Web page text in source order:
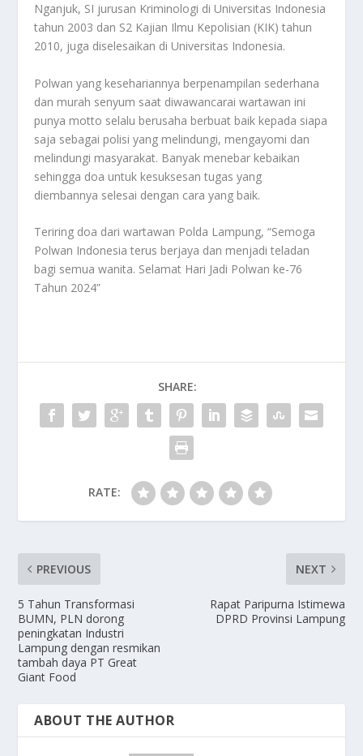
Nganjuk, SI jurusan Kriminologi di Universitas Indonesia
tahun 2003 dan S2 Kajian Ilmu Kepolisian (KIK) tahun
2010, juga diselesaikan di Universitas Indonesia.
Polwan yang kesehariannya berpenampilan sederhana
dan murah senyum saat diwawancarai wartawan ini
punya motto selalu berusaha berbuat baik kepada siapa
saja sebagai polisi yang melindungi, mengayomi dan
melindungi masyarakat. Banyak menebar kebaikan
sehingga doa untuk kesuksesan tugas yang
diembannya selesai dengan cara yang baik.
Teriring doa dari wartawan Polda Lampung, “Semoga
Polwan Indonesia terus berjaya dan menjadi teladan
bagi semua wanita. Selamat Hari Jadi Polwan ke-76
Tahun 2024”
SHARE:
RATE:
PREVIOUS
5 Tahun Transformasi
BUMN, PLN dorong
peningkatan Industri
Lampung dengan resmikan
tambah daya PT Great
Giant Food
NEXT
Rapat Paripurna Istimewa
DPRD Provinsi Lampung
ABOUT THE AUTHOR